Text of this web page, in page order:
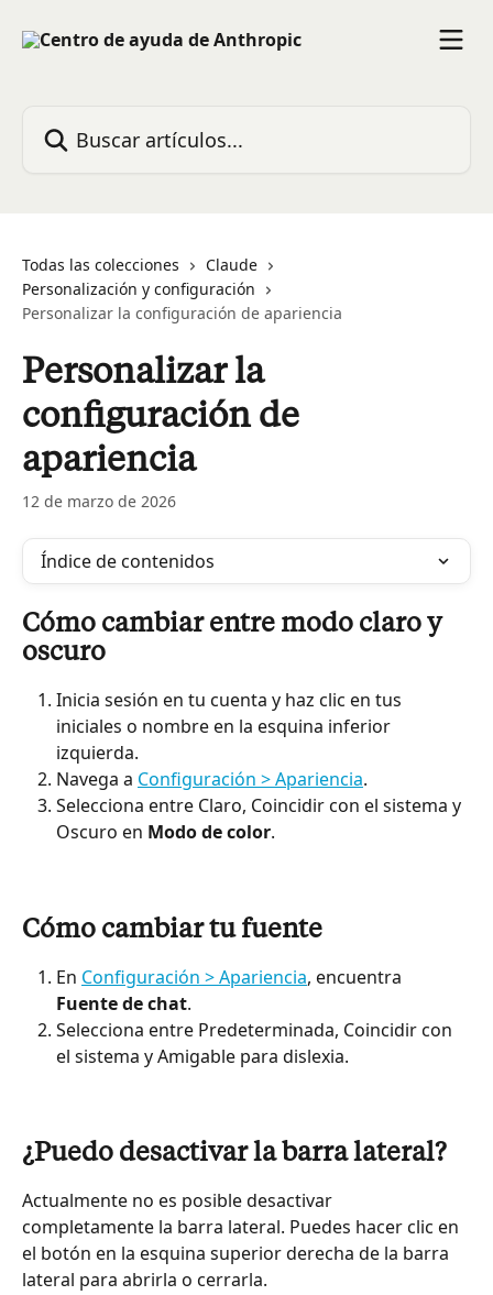
Todas las colecciones
Claude
Personalización y configuración
Personalizar la configuración de apariencia
Personalizar la
configuración de
apariencia
12 de marzo de 2026
Índice de contenidos
Cómo cambiar entre modo claro y
oscuro
Inicia sesión en tu cuenta y haz clic en tus
iniciales o nombre en la esquina inferior
izquierda.
Navega a Configuración > Apariencia.
Selecciona entre Claro, Coincidir con el sistema y
Oscuro en Modo de color.
Cómo cambiar tu fuente
En Configuración > Apariencia, encuentra
Fuente de chat.
Selecciona entre Predeterminada, Coincidir con
el sistema y Amigable para dislexia.
¿Puedo desactivar la barra lateral?
Actualmente no es posible desactivar
completamente la barra lateral. Puedes hacer clic en
el botón en la esquina superior derecha de la barra
lateral para abrirla o cerrarla.